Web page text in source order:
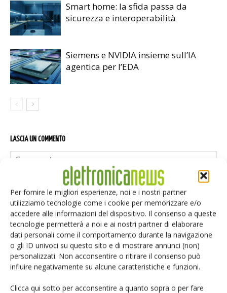
Per fornire le migliori esperienze, noi e i nostri partner
utilizziamo tecnologie come i cookie per memorizzare e/o
accedere alle informazioni del dispositivo. Il consenso a queste
tecnologie permetterà a noi e ai nostri partner di elaborare
dati personali come il comportamento durante la navigazione
o gli ID univoci su questo sito e di mostrare annunci (non)
personalizzati. Non acconsentire o ritirare il consenso può
influire negativamente su alcune caratteristiche e funzioni.
Clicca qui sotto per acconsentire a quanto sopra o per fare
Smart home: la sfida passa da
sicurezza e interoperabilità
Siemens e NVIDIA insieme sull’IA
agentica per l’EDA
LASCIA UN COMMENTO